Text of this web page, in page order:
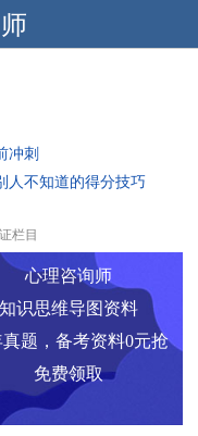
冲刺
人不知道的得分技巧
栏目
心理咨询师
知识思维导图资料
题，备考资料0元抢
免费领取